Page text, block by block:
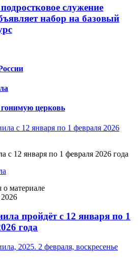
служение
набор на базовый
церковь
с 12 января по 1 февраля 2026 года
материале
пройдёт с 12 января по 1
года